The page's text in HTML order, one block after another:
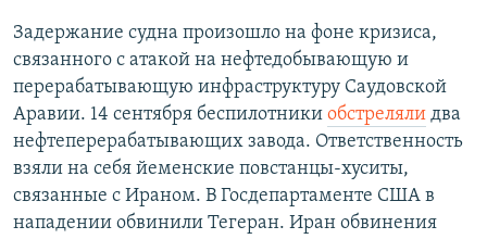
Задержание судна произошло на фоне кризиса,
связанного с атакой на нефтедобывающую и
перерабатывающую инфраструктуру Саудовской
Аравии. 14 сентября беспилотники обстреляли два
нефтеперерабатывающих завода. Ответственность
взяли на себя йеменские повстанцы-хуситы,
связанные с Ираном. В Госдепартаменте США в
нападении обвинили Тегеран. Иран обвинения